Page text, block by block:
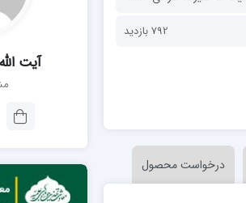
مدرسه فقهی
مدرسه امام کاظم
مدرسه آخوند
792 بازدید
درخواست محصول
آیت